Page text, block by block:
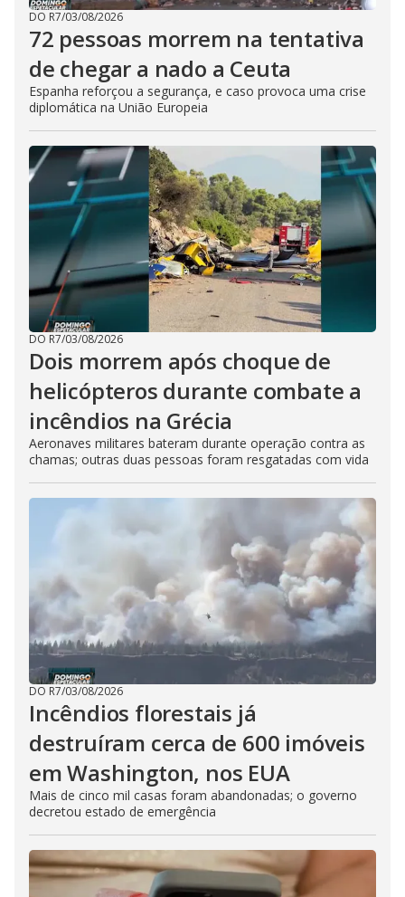
DO R7/03/08/2026
72 pessoas morrem na tentativa
de chegar a nado a Ceuta
Espanha reforçou a segurança, e caso provoca uma crise
diplomática na União Europeia
DO R7/03/08/2026
Dois morrem após choque de
helicópteros durante combate a
incêndios na Grécia
Aeronaves militares bateram durante operação contra as
chamas; outras duas pessoas foram resgatadas com vida
DO R7/03/08/2026
Incêndios florestais já
destruíram cerca de 600 imóveis
em Washington, nos EUA
Mais de cinco mil casas foram abandonadas; o governo
decretou estado de emergência